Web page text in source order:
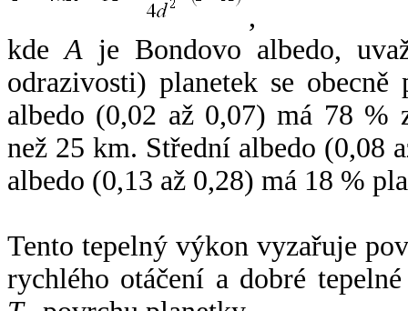
,
kdeA je Bondovo albedo,
odrazivosti) planetek se
albedo (0,02 až 0,07) má 78 %
než 25 km. Střední albedo (0,08
albedo (0,13 až 0,28) má 18 %
Tento tepelný výkon vyzařuje
rychlého otáčení a dobré